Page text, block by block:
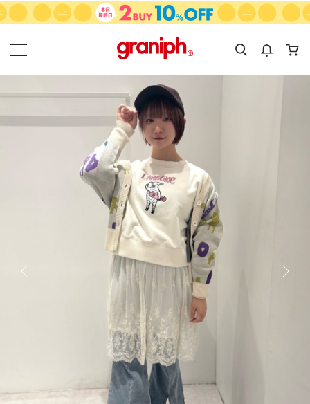
カテゴリーから探す
KIDS
カテゴリ
サイズ